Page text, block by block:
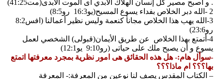
. و اصبح مصير كل إنسان الهلاك الأبدي أى الموت الابدى(مت41:25)
2 -الله دبر الخلاص بفداء يسوع المسيح(يو16:3 رو8:5)
3-الله يهب هذا الخلاص مجانأ كنعمة وليس نظير أعمالنا (افس8:2
رو23:6)
4-أتمتع بهذا الخلاص عن طريق الأيمان(قبولى) الشخصي لعمل
يسوع و أن يصبح ملك على حياتى (رو9:10 يو12:1)
-سوأل هام:- هل هذه الحقائق هى امور نظرية بمجرد معرفتها اتمتع
بها؟؟؟ ام ماذا؟؟؟
– الكتاب المقدس يصف لنا نوعين من المعرفة:- المعرفة